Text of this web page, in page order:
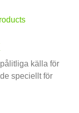
källa för
speciellt för